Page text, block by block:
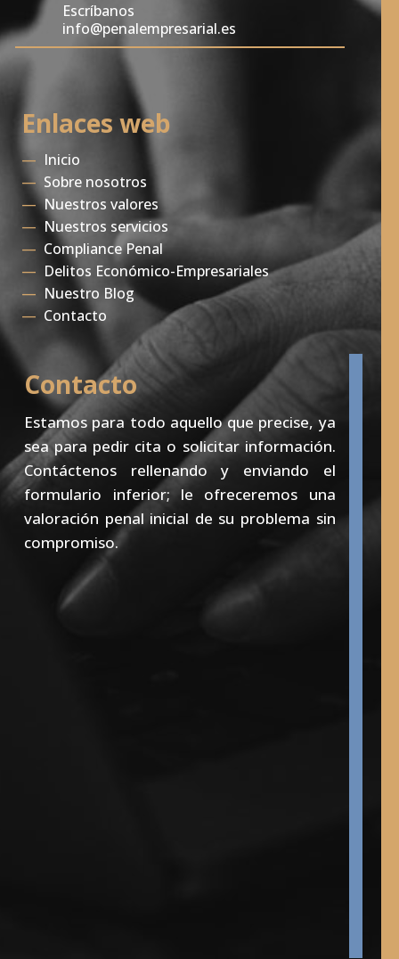
Escríbanos
info@penalempresarial.es
Enlaces web
— Inicio
— Sobre nosotros
—Nuestros valores
— Nuestros servicios
— Compliance Penal
— Delitos Económico-Empresariales
— Nuestro Blog
— Contacto
Contacto
Estamos para todo aquello que precise, ya
sea para pedir cita o solicitar información.
Contáctenos rellenando y enviando el
formulario inferior; le ofreceremos una
valoración penal inicial de su problema sin
compromiso.